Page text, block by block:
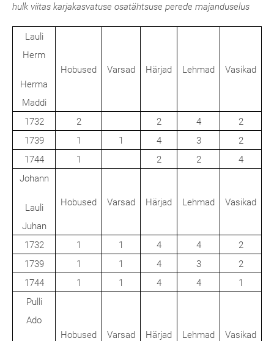
hulk viitas karjakasvatuse osatähtsuse perede majanduselus
Lauli
Herm
Herma
Maddi
Hobused Varsad Härjad Lehmad Vasikad
1732 2 2 4
2
1739
1 1 4 3
2
1744
1 2 2
4
Johann
Lauli
Juhan
Hobused Varsad Härjad Lehmad Vasikad
1732 1 1 4 4
2
1739
1 1 4 3
2
1744
1 1 4 4
1
Pulli
Ado
Hobused Varsad Härjad Lehmad Vasikad